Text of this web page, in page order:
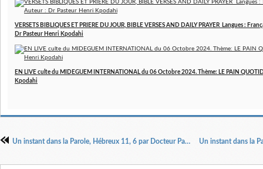
VERSETS BIBLIQUES ET PRIERE DU JOUR, BIBLE VERSES AND DAILY PRAYER Langues :
Dr Pasteur Henri Kpodahi
EN LIVE culte du MIDEGUEM INTERNATIONAL du 06 Octobre 2024. Thème: LE PAIN
Kpodahi
Un instant dans la Parole, Hébreux 11, 6 par Docteur Pasteur Henri KPODAHI